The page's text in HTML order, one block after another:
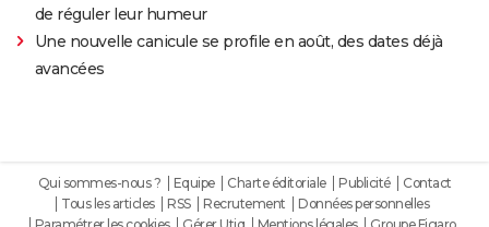
de réguler leur humeur
Une nouvelle canicule se profile en août, des dates déjà
avancées
Qui sommes-nous ? Equipe Charte éditoriale Publicité
Contact
Tous les articles
RSS Recrutement
Données personnelles